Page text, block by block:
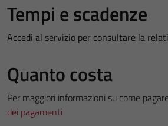
Tempi e scadenze
Accedi al servizio per consultare la
Quanto costa
Per maggiori informazioni su come
dei pagamenti